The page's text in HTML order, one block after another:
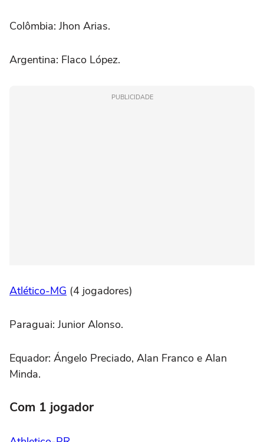
Colômbia: Jhon Arias.
Argentina: Flaco López.
PUBLICIDADE
Atlético-MG (4 jogadores)
Paraguai: Junior Alonso.
Equador: Ángelo Preciado, Alan Franco e Alan
Minda.
Com 1 jogador